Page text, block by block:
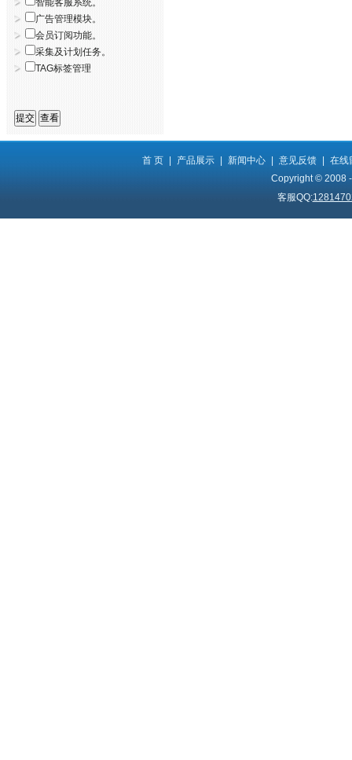
智能客服系统。
广告管理模块。
会员订阅功能。
采集及计划任务。
TAG标签管理
首 页 产品展示 新闻中心 意见反馈
在线
Copyright © 2008
客服QQ: